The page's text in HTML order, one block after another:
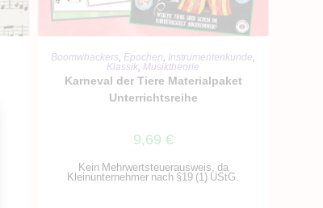
IN DEN WARENKORB
Boomwhackers,Epochen, Instrumentenkunde,
Klassik,Musiktheorie
Karneval der Tiere Materialpaket
Unterrichtsreihe
9,69 €
Kein Mehrwertsteuerausweis, da
Kleinunternehmer nach §19 (1) UStG.